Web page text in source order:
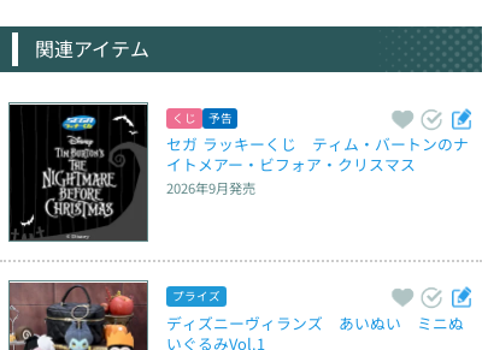
関連アイテム
くじ 予告
セガ ラッキーくじ　ティム・バートンのナ
イトメアー・ビフォア・クリスマス
2026年9月発売
プライズ
ディズニーヴィランズ　あいぬい　ミニぬ
いぐるみVol.1